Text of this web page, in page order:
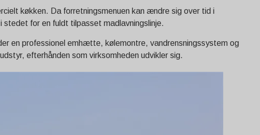
køkken. Da forretningsmenuen kan ændre sig over tid i
for en fuldt tilpasset madlavningslinje.
en professionel emhætte, kølemontre, vandrensningssystem og
efterhånden som virksomheden udvikler sig.